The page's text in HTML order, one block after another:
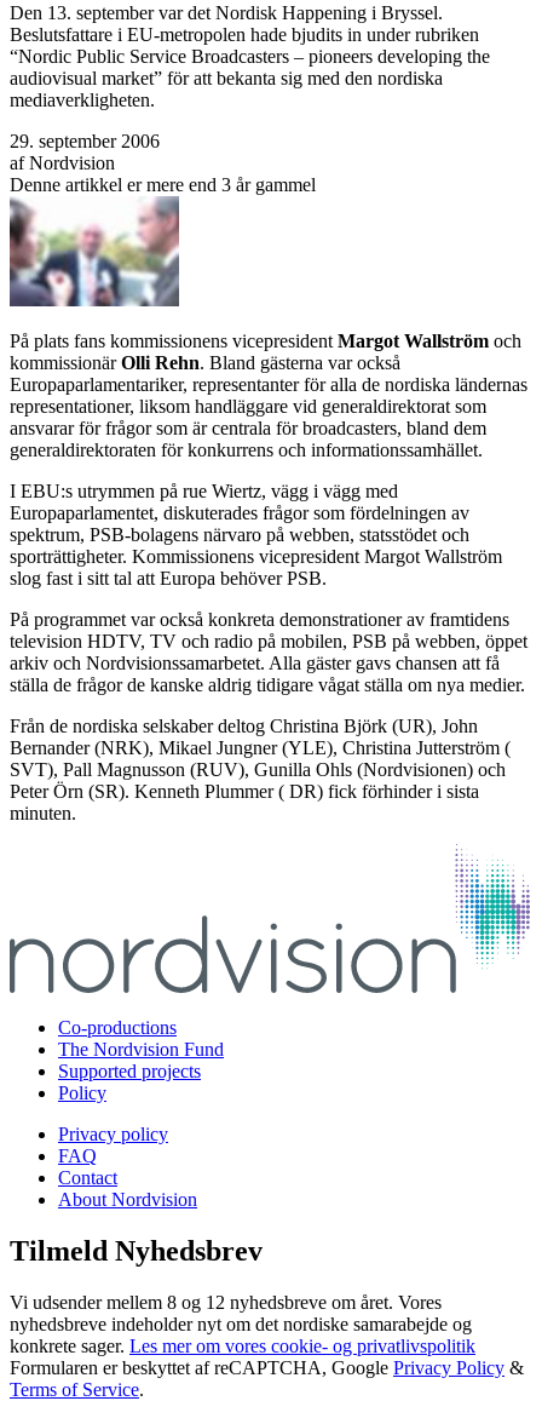
Den 13. september var det Nordisk Happening i Bryssel.
Beslutsfattare i EU-metropolen hade bjudits in under rubriken
“Nordic Public Service Broadcasters – pioneers developing the
audiovisual market” för att bekanta sig med den nordiska
mediaverkligheten.
29. september 2006
af Nordvision
Denne artikkel er mere end 3 år gammel
På plats fans kommissionens vicepresident Margot Wallström och
kommissionärOlli Rehn. Bland gästerna var också
Europaparlamentariker, representanter för alla de nordiska ländernas
representationer, liksom handläggare vid generaldirektorat som
ansvarar för frågor som är centrala för broadcasters, bland dem
generaldirektoraten för konkurrens och informationssamhället.
I EBU:s utrymmen på rue Wiertz, vägg i vägg med
Europaparlamentet, diskuterades frågor som fördelningen av
spektrum, PSB-bolagens närvaro på webben, statsstödet och
sporträttigheter. Kommissionens vicepresident Margot Wallström
slog fast i sitt tal att Europa behöver PSB.
På programmet var också konkreta demonstrationer av framtidens
television HDTV, TV och radio på mobilen, PSB på webben, öppet
arkiv och Nordvisionssamarbetet. Alla gäster gavs chansen att få
ställa de frågor de kanske aldrig tidigare vågat ställa om nya medier.
Från de nordiska selskaber deltog Christina Björk (UR), John
Bernander (NRK), Mikael Jungner (YLE), Christina Jutterström (
SVT), Pall Magnusson (RUV), Gunilla Ohls (Nordvisionen) och
Peter Örn (SR). Kenneth Plummer ( DR) fick förhinder i sista
minuten.
Co-productions
The Nordvision Fund
Supported projects
Policy
Privacy policy
FAQ
Contact
About Nordvision
Tilmeld Nyhedsbrev
Vi udsender mellem 8 og 12 nyhedsbreve om året. Vores
nyhedsbreve indeholder nyt om det nordiske samarabejde og
konkrete sager. Les mer om vores cookie- og privatlivspolitik
Formularen er beskyttet af reCAPTCHA, Google Privacy Policy &
Terms of Service.